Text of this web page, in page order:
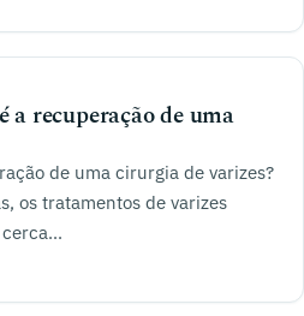
a recuperação de uma
de uma cirurgia de varizes?
os tratamentos de varizes